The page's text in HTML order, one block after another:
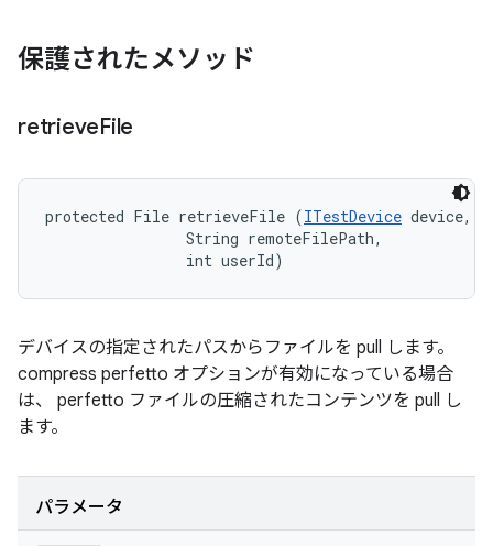
保護されたメソッド
retrieveFile
protected File retrieveFile (ITestDevice device,
                String remoteFilePath,
                int userId)
デバイスの指定されたパスからファイルを pull します。
compress perfetto オプションが有効になっている場合
は、 perfetto ファイルの圧縮されたコンテンツを pull し
ます。
パラメータ